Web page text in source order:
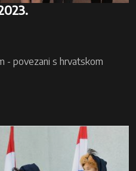
- povezani s hrvatskom